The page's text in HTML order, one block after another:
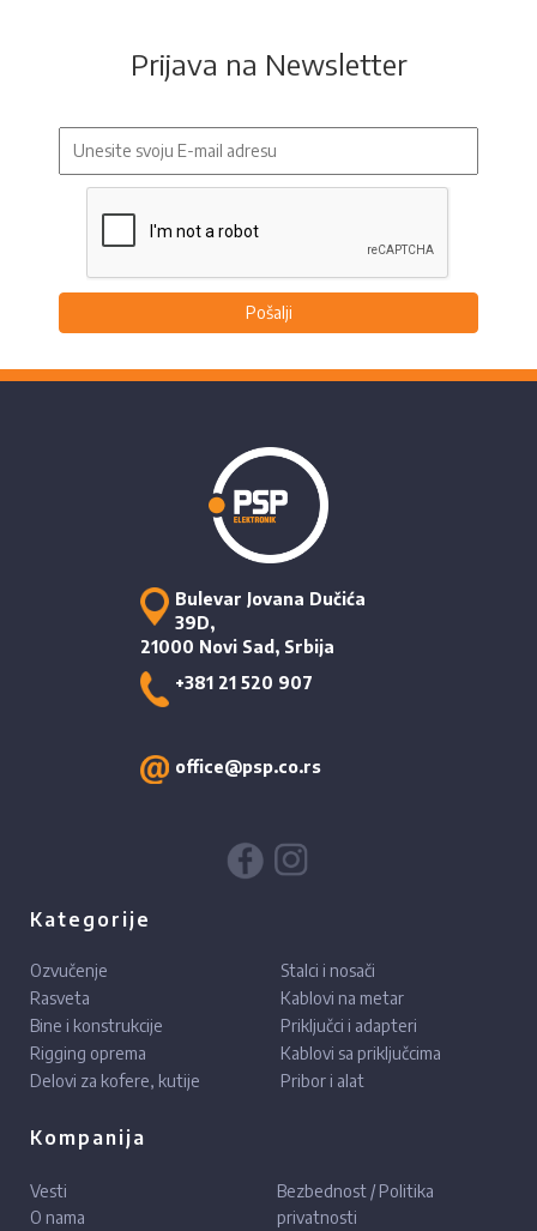
Prijava na Newsletter
Pošalji
Bulevar Jovana Dučića
39D,
21000 Novi Sad, Srbija
+381 21 520 907
office@psp.co.rs
Kategorije
Ozvučenje
Rasveta
Bine i konstrukcije
Rigging oprema
Delovi za kofere, kutije
Stalci i nosači
Kablovi na metar
Priključci i adapteri
Kablovi sa priključcima
Pribor i alat
Kompanija
Vesti
O nama
Bezbednost / Politika
privatnosti